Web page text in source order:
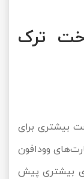
ترک
بیشتری برای
وودافون
بیشتری پیش